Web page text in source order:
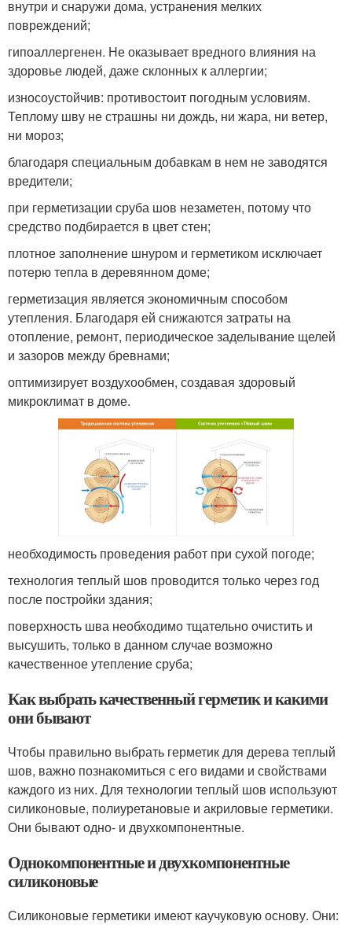
внутри и снаружи дома, устранения мелких
повреждений;
гипоаллергенен. Не оказывает вредного влияния на
здоровье людей, даже склонных к аллергии;
износоустойчив: противостоит погодным условиям.
Теплому шву не страшны ни дождь, ни жара, ни ветер,
ни мороз;
благодаря специальным добавкам в нем не заводятся
вредители;
при герметизации сруба шов незаметен, потому что
средство подбирается в цвет стен;
плотное заполнение шнуром и герметиком исключает
потерю тепла в деревянном доме;
герметизация является экономичным способом
утепления. Благодаря ей снижаются затраты на
отопление, ремонт, периодическое заделывание щелей
и зазоров между бревнами;
оптимизирует воздухообмен, создавая здоровый
микроклимат в доме.
необходимость проведения работ при сухой погоде;
технология теплый шов проводится только через год
после постройки здания;
поверхность шва необходимо тщательно очистить и
высушить, только в данном случае возможно
качественное утепление сруба;
Как выбрать качественный герметик и какими
они бывают
Чтобы правильно выбрать герметик для дерева теплый
шов, важно познакомиться с его видами и свойствами
каждого из них. Для технологии теплый шов используют
силиконовые, полиуретановые и акриловые герметики.
Они бывают одно- и двухкомпонентные.
Однокомпонентные и двухкомпонентные
силиконовые
Силиконовые герметики имеют каучуковую основу. Они: